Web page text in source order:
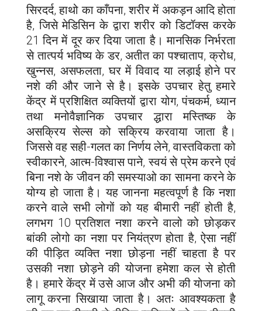
सिरदर्द, हाथो का काँपना, शरीर में अकड़न आदि होता
है, जिसे मेडिसिन के द्वारा शरीर को डिटॉक्स करके
21 दिन में दूर कर दिया जाता है। मानसिक निर्भरता
से तात्पर्य भविष्य के डर, अतीत का पश्चाताप, क्रोध,
खुन्नस, असफलता, घर में विवाद या लड़ाई होने पर
नशे की और जाने से है। इसके उपचार हेतु हमारे
केंद्र में प्रशिक्षित व्यक्तियों द्वारा योग, पंचकर्म, ध्यान
तथा मनोवैज्ञानिक उपचार द्धारा मस्तिष्क के
असक्रिय सेल्स को सक्रिय करवाया जाता है।
जिससे वह सही-गलत का निर्णय लेने, वास्तविकता को
स्वीकारने, आत्म-विश्वास पाने, स्वयं से प्रेम करने एवं
बिना नशे के जीवन की समस्याओ का सामना करने के
योग्य हो जाता है। यह जानना महत्वपूर्ण है कि नशा
करने वाले सभी लोगों को यह बीमारी नहीं होती है,
लगभग 10 प्रतिशत नशा करने वालो को छोड़कर
बांकी लोगो का नशा पर नियंत्रण होता है, ऐसा नहीं
की पीड़ित व्यक्ति नशा छोड़ना नहीं चाहता है पर
उसकी नशा छोड़ने की योजना हमेशा कल से होती
है। हमारे केंद्र में उसे आज और अभी की योजना को
लागू करना सिखाया जाता है। अतः आवश्यकता है